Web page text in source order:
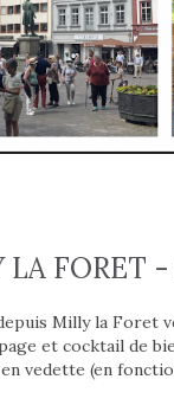
LA FORET
Milly la Foret
et cocktail de
vedette (en